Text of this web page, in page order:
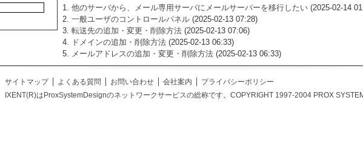
他のサーバから、メール専用サーバにメールサーバーを移行したい(2025-02-14
一般ユーザのコントロールパネル(2025-02-13 07:28)
転送先の追加・変更・削除方法(2025-02-13 07:06)
ドメインの追加・削除方法(2025-02-13 06:33)
メールアドレスの追加・変更・削除方法(2025-02-13 06:33)
サイトマップ よくある質問 お問い合わせ 会社案内
プライバシーポリシー
IXENT(R)はProxSystemDesignのネットワークサービスの総称です。COPYRIGHT 1997-2004 PROX